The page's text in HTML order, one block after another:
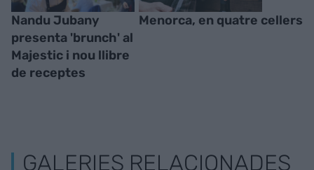
Nandu Jubany
presenta 'brunch' al
Majestic i nou llibre
de receptes
Menorca, en quatre cellers
GALERIES RELACIONADES